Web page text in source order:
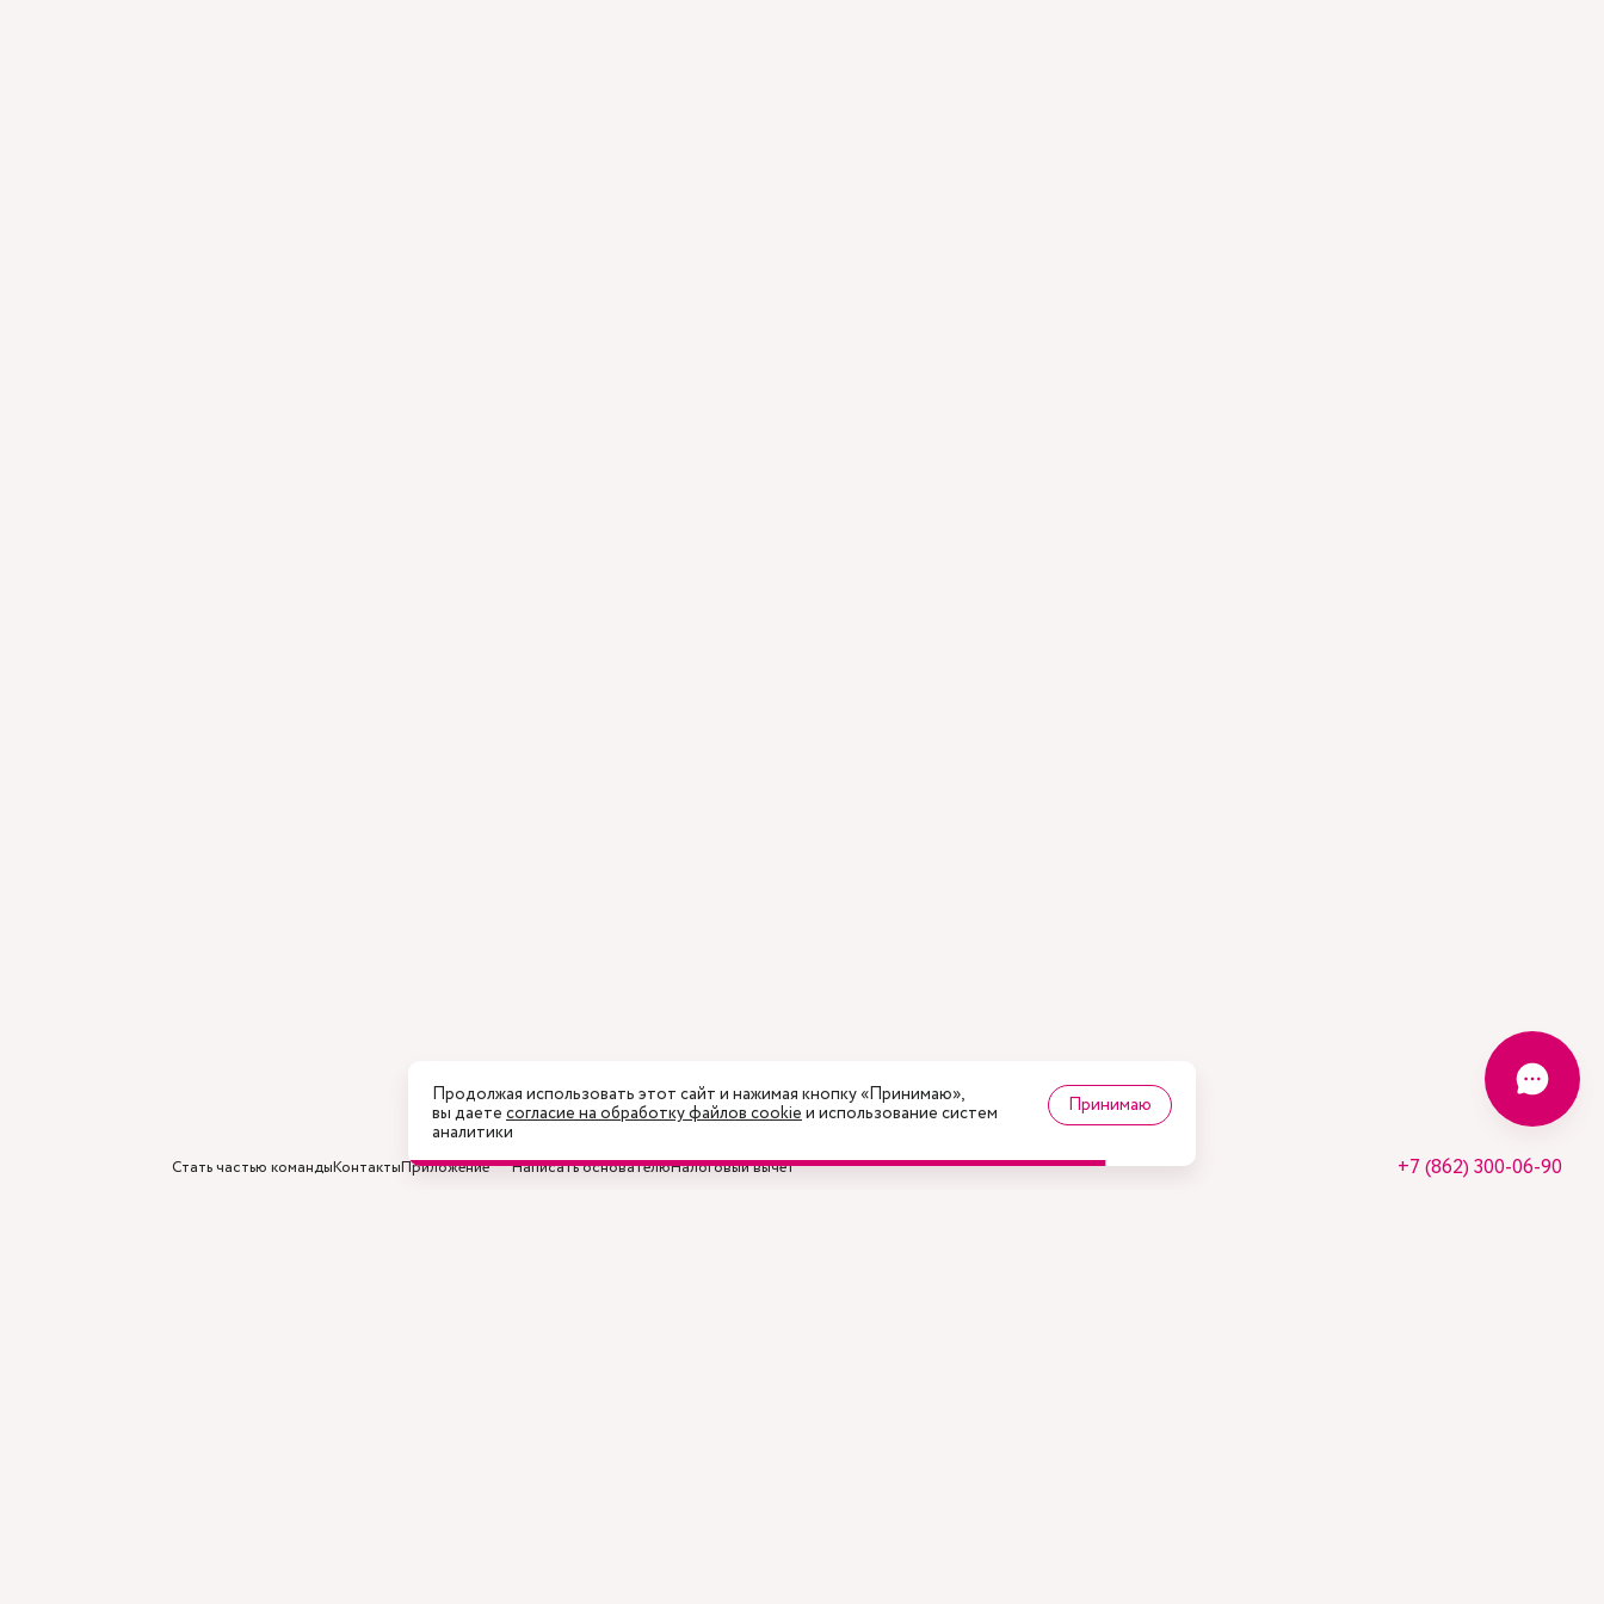
Продолжая использовать этот сайт и нажимая кнопку «Принимаю»,
вы даете согласие на обработку файлов cookieи использование систем
аналитики
Принимаю
Стать частью командыКонтактыПриложение Написать основателюНалоговый вычет +7 (862) 300-06-90